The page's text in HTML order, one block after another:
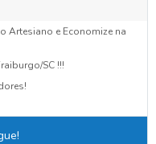
Artesiano e Economize na
SC !!!
Eficientes e Seguros